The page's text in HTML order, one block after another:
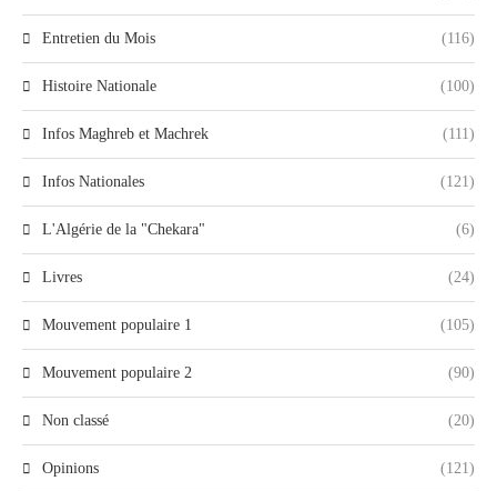
Entretien du Mois (116)
Histoire Nationale (100)
Infos Maghreb et Machrek (111)
Infos Nationales (121)
L'Algérie de la "Chekara" (6)
Livres (24)
Mouvement populaire 1 (105)
Mouvement populaire 2 (90)
Non classé (20)
Opinions (121)